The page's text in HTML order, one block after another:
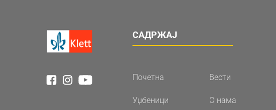
САДРЖАЈ
Почетна Вести
Уџбеници О нама